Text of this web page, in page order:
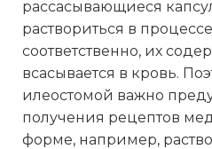
рассасывающиеся
раствориться в
соответственно, их
всасывается в кровь.
илеостомой важно
получения рецептов
форме, например,